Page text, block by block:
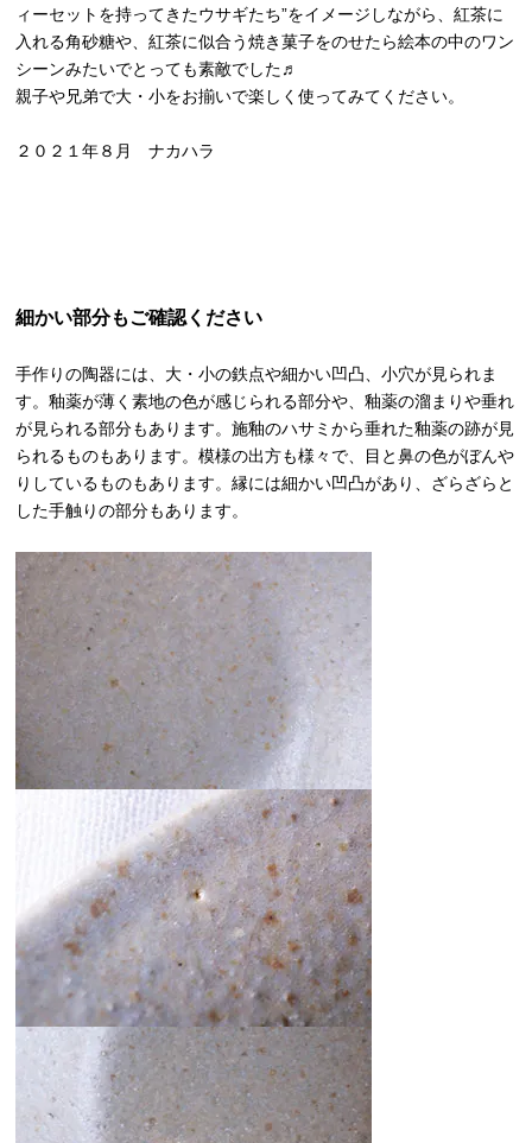
ィーセットを持ってきたウサギたち”をイメージしながら、紅茶に
入れる角砂糖や、紅茶に似合う焼き菓子をのせたら絵本の中のワン
シーンみたいでとっても素敵でした♬
親子や兄弟で大・小をお揃いで楽しく使ってみてください。
２０２１年８月 ナカハラ
細かい部分もご確認ください
手作りの陶器には、大・小の鉄点や細かい凹凸、小穴が見られま
す。釉薬が薄く素地の色が感じられる部分や、釉薬の溜まりや垂れ
が見られる部分もあります。施釉のハサミから垂れた釉薬の跡が見
られるものもあります。模様の出方も様々で、目と鼻の色がぼんや
りしているものもあります。縁には細かい凹凸があり、ざらざらと
した手触りの部分もあります。